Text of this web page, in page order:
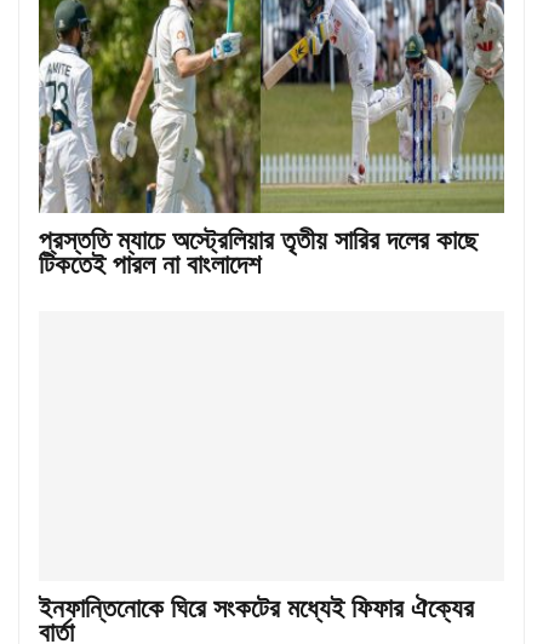
প্রস্ততি ম্যাচে অস্ট্রেলিয়ার তৃতীয় সারির দলের কাছে
টিকতেই পারল না বাংলাদেশ
ইনফান্তিনোকে ঘিরে সংকটের মধ্যেই ফিফার ঐক্যের
বার্তা